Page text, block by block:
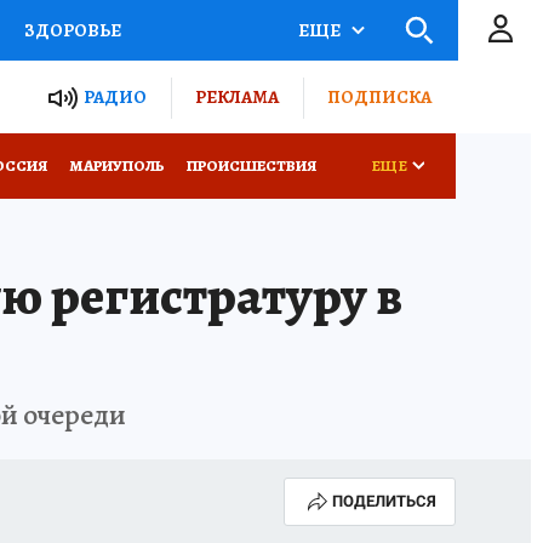
ЗДОРОВЬЕ
РОССИИ
ЕЩЕ
РАДИО РЕКЛАМА ПОДПИСКА
МАРИУПОЛЬ ПРОИСШЕСТВИЯ ЕЩЕ
регистратуру в
очереди
ПОДЕЛИТЬСЯ